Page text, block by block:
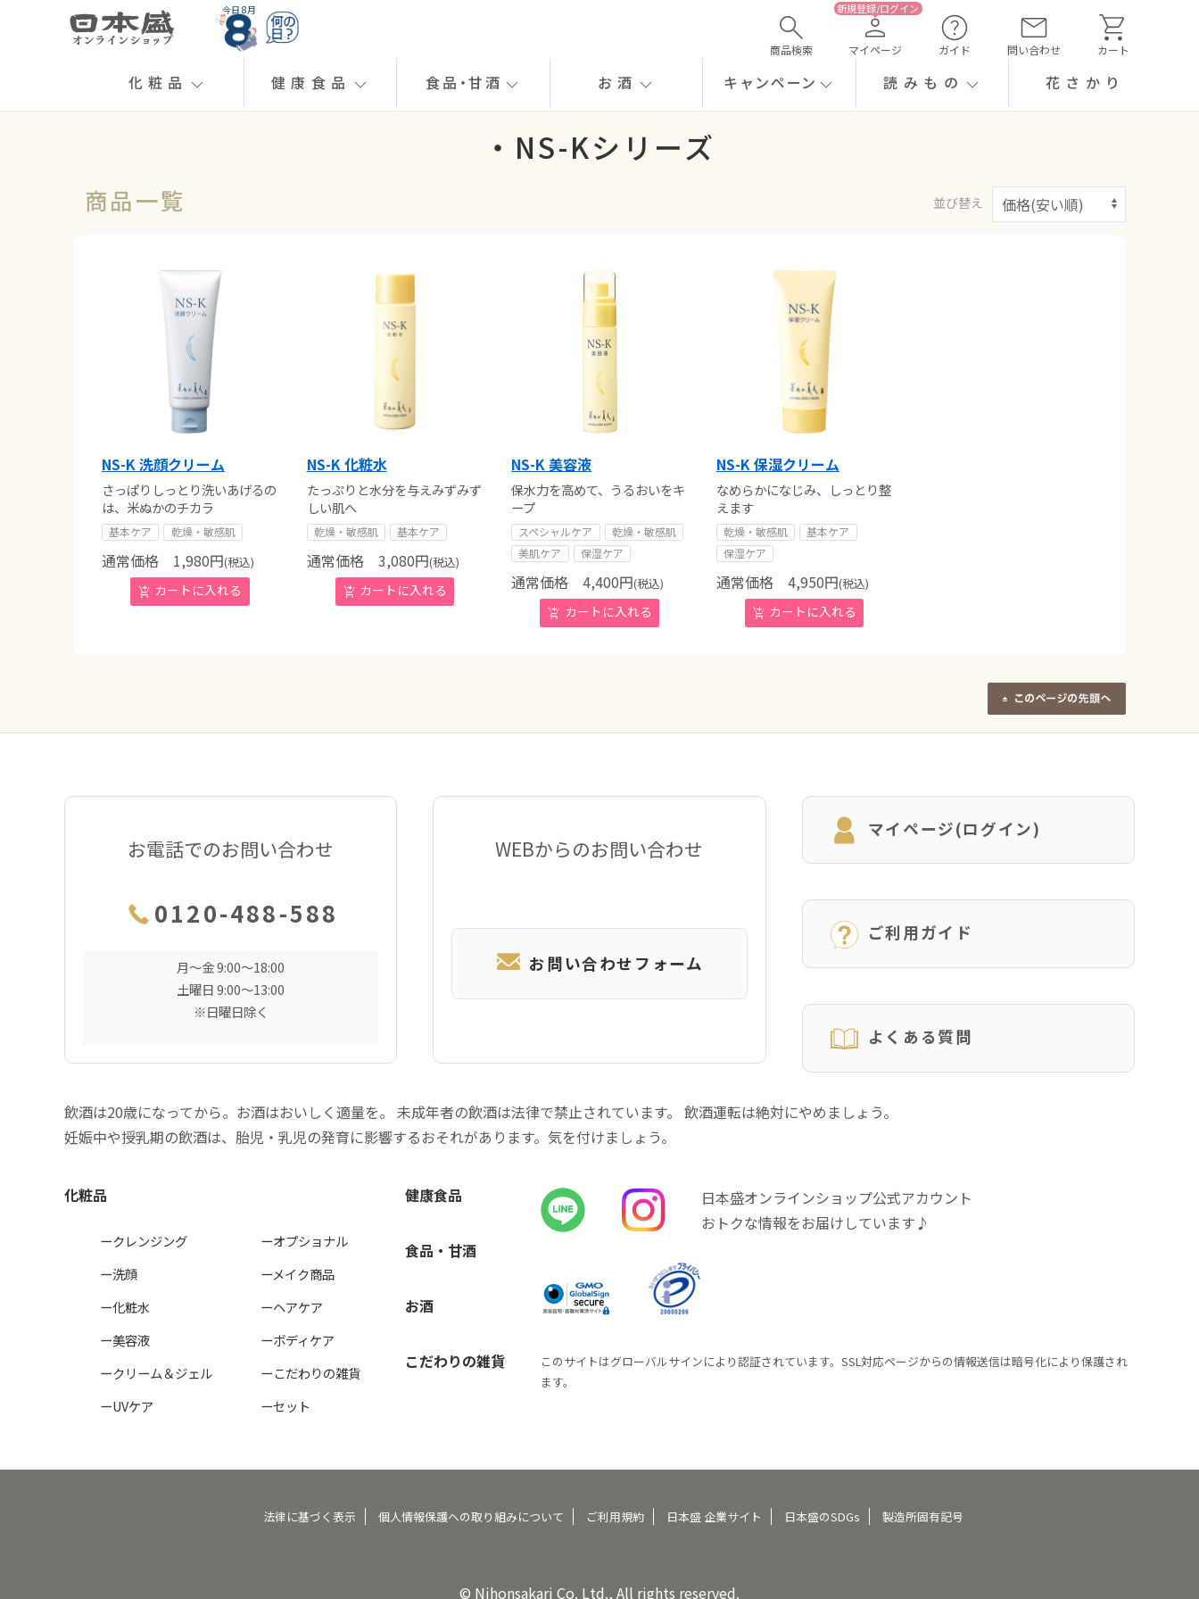
今日 8月
商品検索 マイページ ガイド 問い合わせ カート
化粧品 健康食品 食品・甘酒 お酒 キャンペーン 読みもの 花さかり
・NS-Kシリーズ
並び替え
商品一覧
NS-K 洗顔クリーム
さっぱりしっとり洗いあげるの
は、米ぬかのチカラ
基本ケア 乾燥・敏感肌
通常価格 1,980円(税込)
NS-K 化粧水
たっぷりと水分を与えみずみず
しい肌へ
乾燥・敏感肌 基本ケア
通常価格3,080円(税込)
NS-K 美容液
保水力を高めて、うるおいをキ
ープ
スペシャルケア
乾燥・敏感肌
美肌ケア
保湿ケア
通常価格 4,400円(税込)
NS-K 保湿クリーム
なめらかになじみ、しっとり整
えます
乾燥・敏感肌
基本ケア
保湿ケア
通常価格4,950円(税込)
お電話でのお問い合わせ
0120-488-588
月〜金 9:00〜18:00
土曜日 9:00〜13:00
※日曜日除く
WEBからのお問い合わせ
お問い合わせフォーム
マイページ(ログイン)
ご利用ガイド
よくある質問
飲酒は20歳になってから。お酒はおいしく適量を。 未成年者の飲酒は法律で禁止されています。 飲酒運転は絶対にやめましょう。
妊娠中や授乳期の飲酒は、胎児・乳児の発育に影響するおそれがあります。気を付けましょう。
化粧品
ークレンジング
ー洗顔
ー化粧水
ー美容液
ークリーム＆ジェル
ーUVケア
ーオプショナル
ーメイク商品
ーヘアケア
ーボディケア
ーこだわりの雑貨
ーセット
健康食品
食品・甘酒
お酒
こだわりの雑貨
日本盛オンラインショップ公式アカウント
おトクな情報をお届けしています♪
このサイトはグローバルサインにより認証されています。SSL対応ページからの情報送信は暗号化により保護され
ます。
法律に基づく表示 個人情報保護への取り組みについて ご利用規約 日本盛 企業サイト 日本盛のSDGs 製造所固有記号
© Nihonsakari Co. Ltd., All rights reserved.